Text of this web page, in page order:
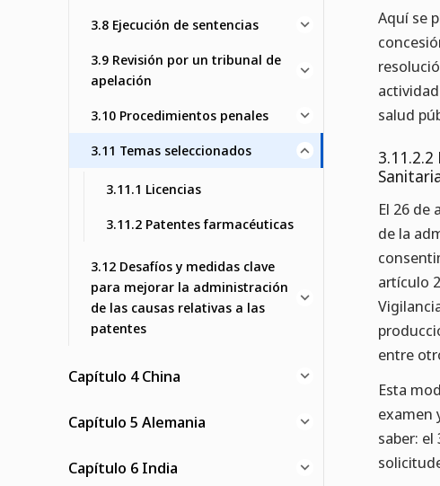
3.8 Ejecución de sentencias
3.9 Revisión por un tribunal de
apelación
3.10 Procedimientos penales
3.11 Temas seleccionados
3.11.1 Licencias
3.11.2 Patentes farmacéuticas
3.12 Desafíos y medidas clave
para mejorar la administración
de las causas relativas a las
patentes
Capítulo 4 China
Capítulo 5 Alemania
Capítulo 6 India
Aquí se
salud
El 26 de
de la
artículo
entre
Esta
examen
saber: